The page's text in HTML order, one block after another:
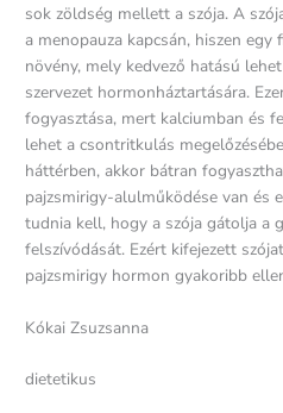
sok zöldség mellett a szója. A
a menopauza kapcsán, hiszen
növény, mely kedvező hatású
szervezet hormonháztartására.
fogyasztása, mert kalciumban és
lehet a csontritkulás
háttérben, akkor bátran
pajzsmirigy-alulműködése van és
tudnia kell, hogy a szója gátolja a
felszívódását. Ezért kifejezett
pajzsmirigy hormon gyakoribb
Kókai Zsuzsanna
dietetikus